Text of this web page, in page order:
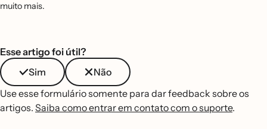
muito mais.
Esse artigo foi útil?
Sim
Não
Use esse formulário somente para dar feedback sobre os
artigos. Saiba como entrar em contato com o suporte.